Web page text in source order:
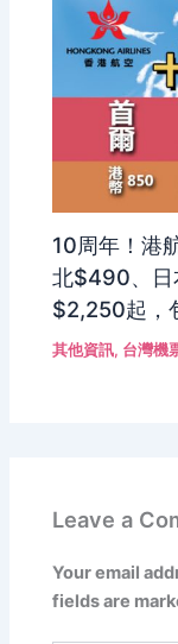
10周年！港
北$490、
$2,250起，
其他資訊, 台灣機
Leave a
Your email
fields are